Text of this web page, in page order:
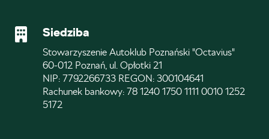
Siedziba
Stowarzyszenie Autoklub Poznański "Octavius"
60-012 Poznań, ul. Opłotki 21
NIP: 7792266733 REGON: 300104641
Rachunek bankowy: 78 1240 1750 1111 0010 1252
5172